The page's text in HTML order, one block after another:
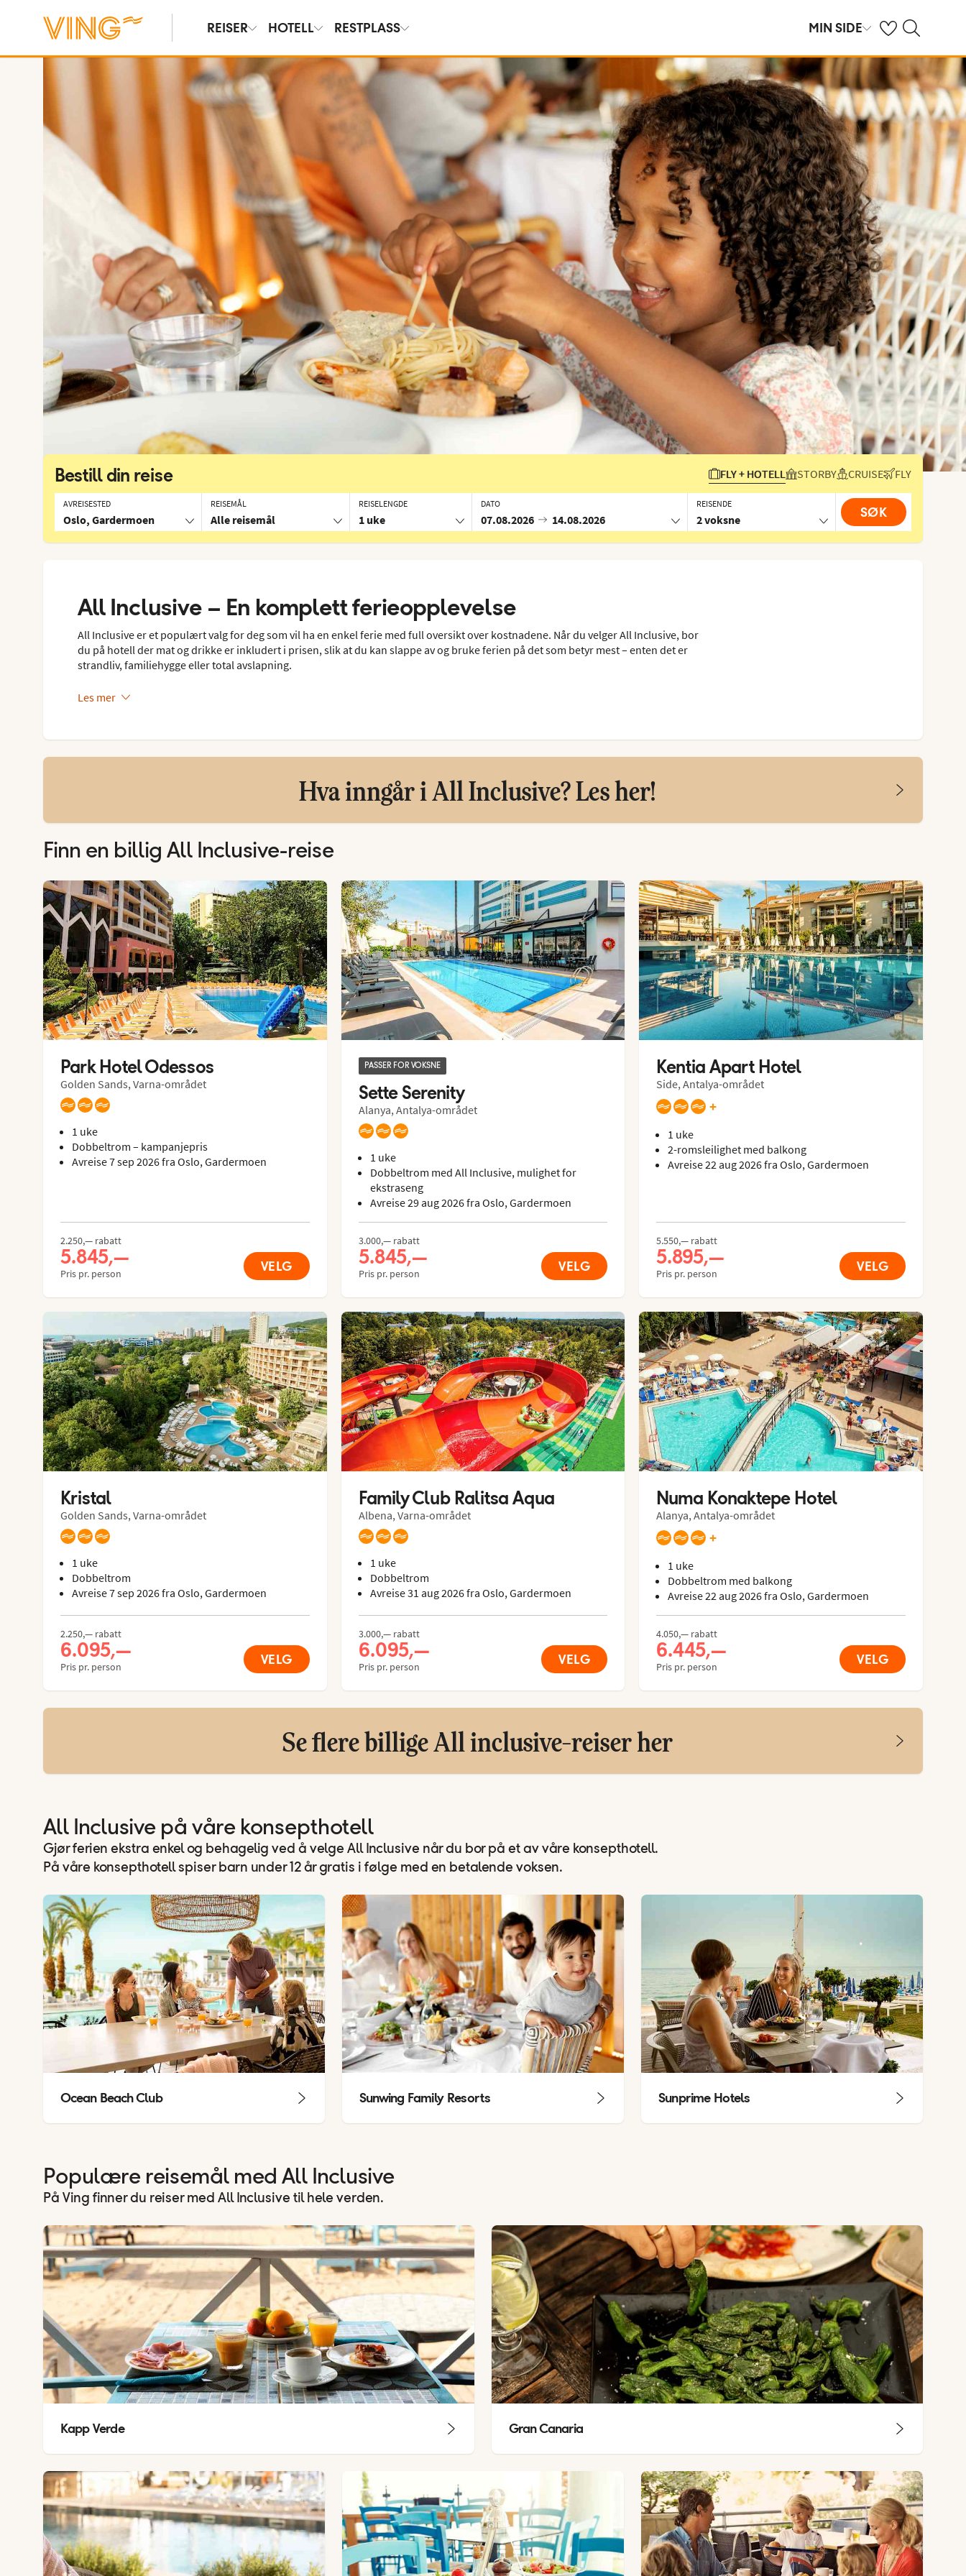
REISER HOTELL RESTPLASS MIN SIDE Se dine sparte
Søk på ving.no
Bestill din reise FLY + HOTELL STORBY CRUISE FLY
AVREISESTED
Oslo, Gardermoen
REISEMÅL
Alle reisemål
REISELENGDE
1 uke
DATO
07.08.2026 14.08.2026
REISENDE
2 voksne SØK
All Inclusive – En komplett ferieopplevelse
All Inclusive er et populært valg for deg som vil ha en enkel ferie med full oversikt over kostnadene. Når du velger All Inclusive, bor
du på hotell der mat og drikke er inkludert i prisen, slik at du kan slappe av og bruke ferien på det som betyr mest – enten det er
strandliv, familiehygge eller total avslapning.
Les mer
Hva inngår i All Inclusive? Les her!
Finn en billig All Inclusive-reise
Park Hotel Odessos
Golden Sands, Varna-området
1 uke
Dobbeltrom – kampanjepris
Avreise 7 sep 2026 fra Oslo, Gardermoen
2.250,— rabatt
5.845,—
Pris pr. person VELG
PASSER FOR VOKSNE
Sette Serenity
Alanya, Antalya-området
1 uke
Dobbeltrom med All Inclusive, mulighet for
ekstraseng
Avreise 29 aug 2026 fra Oslo, Gardermoen
3.000,— rabatt
5.845,—
Pris pr. person VELG
Kentia Apart Hotel
Side, Antalya-området
+
1 uke
2-romsleilighet med balkong
Avreise 22 aug 2026 fra Oslo, Gardermoen
5.550,— rabatt
5.895,—
Pris pr. person VELG
Kristal
Golden Sands, Varna-området
1 uke
Dobbeltrom
Avreise 7 sep 2026 fra Oslo, Gardermoen
2.250,— rabatt
6.095,—
Pris pr. person VELG
Family Club Ralitsa Aqua
Albena, Varna-området
1 uke
Dobbeltrom
Avreise 31 aug 2026 fra Oslo, Gardermoen
3.000,— rabatt
6.095,—
Pris pr. person VELG
Numa Konaktepe Hotel
Alanya, Antalya-området
+
1 uke
Dobbeltrom med balkong
Avreise 22 aug 2026 fra Oslo, Gardermoen
4.050,— rabatt
6.445,—
Pris pr. person VELG
Se flere billige All inclusive-reiser her
All Inclusive på våre konsepthotell
Gjør ferien ekstra enkel og behagelig ved å velge All Inclusive når du bor på et av våre konsepthotell.
På våre konsepthotell spiser barn under 12 år gratis i følge med en betalende voksen.
Ocean Beach Club Sunwing Family Resorts Sunprime Hotels
Populære reisemål med All Inclusive
På Ving finner du reiser med All Inclusive til hele verden.
Kapp Verde Gran Canaria